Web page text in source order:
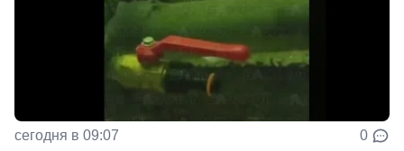
сегодня в 09:07 0